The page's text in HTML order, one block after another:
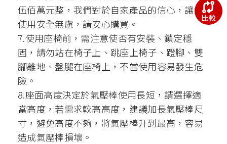
伍佰萬元整，我們對於自家產品的信心，讓您
使用安全無慮，請安心購買。
7.使用座椅前，需注意使否有安裝、鎖定穩
固，請勿站在椅子上、跳座上椅子、蹬腳、雙
腳離地、盤腿在座椅上，不當使用容易發生危
險。
8.座面高度決定於氣壓棒使用長短，請選擇適
當高度，若需求較高高度，建議加長氣壓棒尺
寸，避免高度不夠，將氣壓棒升到最高，容易
造成氣壓棒損壞。
比較